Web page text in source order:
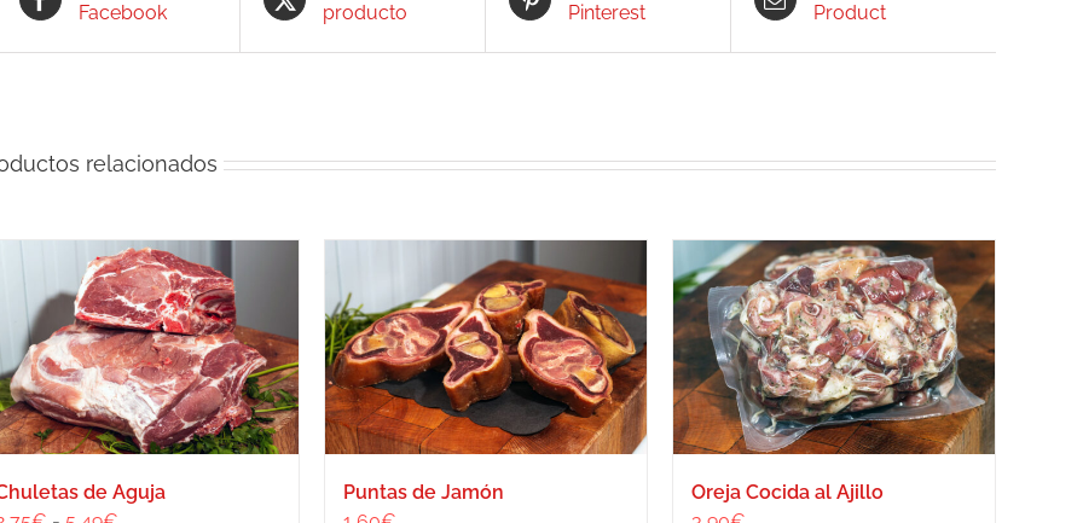
Facebook
producto
Pinterest
Product
relacionados
de Aguja
Puntas de Jamón
Oreja Cocida al Ajillo